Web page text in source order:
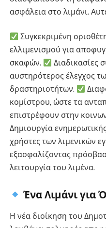
ασφάλεια στο λιμάνι.
Συγκεκριμένη
ελλιμενισμού για
σκαφών.
Διαδικασίες
αυστηρότερος έλεγχος
δραστηριοτήτων.
κομίστρου, ώστε τα
επιστρέφουν στην
Δημιουργία
χρήστες των λιμενικών
εξασφαλίζοντας
λειτουργία του λιμένα.
Ένα Λιμάνι για
Η νέα διοίκηση του